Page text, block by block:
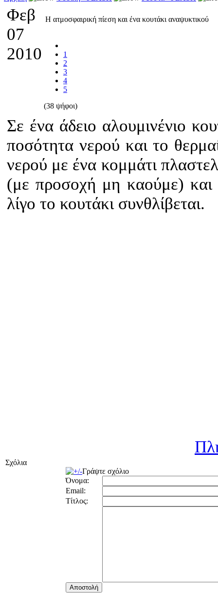
Φεβ
07
2010
Η ατμοσφαιρική πίεση και ένα κουτάκι αναψυκτικού
1
2
3
4
5
(38 ψήφοι)
Σε ένα άδειο αλουμινένιο
ποσότητα νερού και το
νερού με ένα κομμάτι
(με προσοχή μη καούμε)
λίγο το κουτάκι συνθλίβεται.
Σχόλια
Γράψτε σχόλιο
Όνομα:
Email:
Τίτλος: